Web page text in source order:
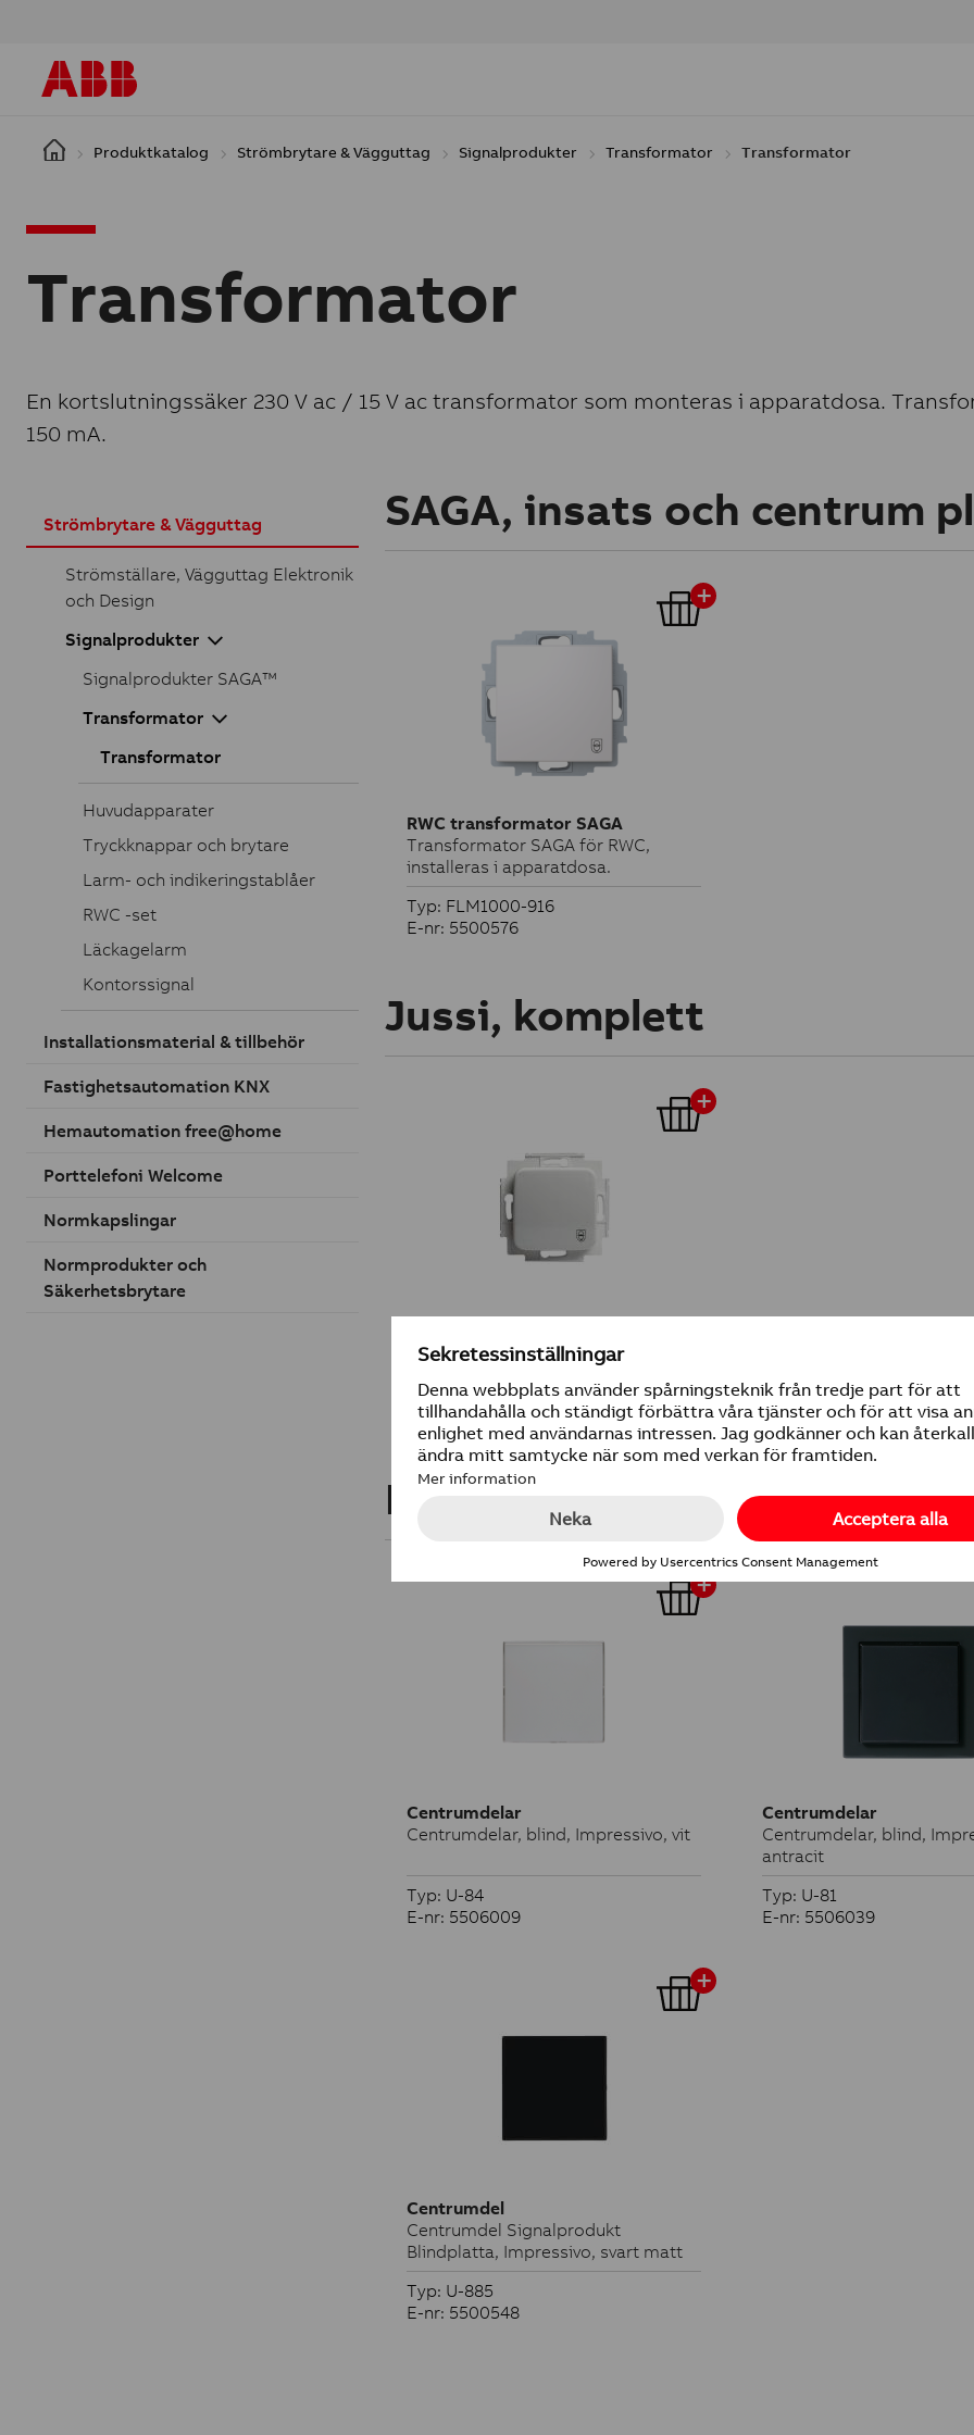
Produktkatalog Strömbrytare & Vägguttag Signalprodukter Transformator Transformator
Transformator
En kortslutningssäker 230 V ac / 15 V ac transformator som monteras i apparatdosa.
150 mA.
Strömbrytare & Vägguttag
Strömställare, Vägguttag Elektronik
och Design
Signalprodukter
Signalprodukter SAGA™
Transformator
Transformator
Huvudapparater
Tryckknappar och brytare
Larm- och indikeringstablåer
RWC -set
Läckagelarm
Kontorssignal
Installationsmaterial & tillbehör
Fastighetsautomation KNX
Hemautomation free@home
Porttelefoni Welcome
Normkapslingar
Normprodukter och
Säkerhetsbrytare
SAGA, insats och centrum
RWC transformator SAGA
Transformator SAGA för RWC,
installeras i apparatdosa.
Typ: FLM1000-916
E-nr: 5500576
Jussi, komplett
230 V ac / 15 V ac, Transformator
Typ: FLM1000
E-nr: 5506080
Impressivo, centrumplatta
Centrumdelar
Centrumdelar, blind, Impressivo, vit
Typ: U-84
E-nr: 5506009
Centrumdelar
Centrumdelar, blind,
antracit
Typ: U-81
E-nr: 5506039
Centrumdel
Centrumdel Signalprodukt
Blindplatta, Impressivo, svart matt
Typ: U-885
E-nr: 5500548